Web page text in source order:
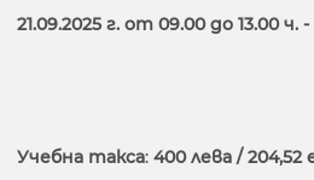
21.09.2025 г. от 09.00 до 13.00
Учебна такса: 400 лева / 204,52